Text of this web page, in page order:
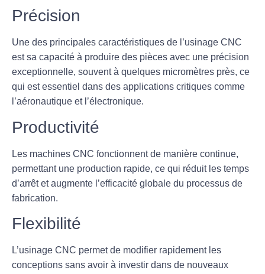
Précision
Une des principales caractéristiques de l’usinage CNC
est sa capacité à produire des pièces avec une précision
exceptionnelle, souvent à quelques micromètres près, ce
qui est essentiel dans des applications critiques comme
l’aéronautique et l’électronique.
Productivité
Les machines CNC fonctionnent de manière continue,
permettant une production rapide, ce qui réduit les temps
d’arrêt et augmente l’efficacité globale du processus de
fabrication.
Flexibilité
L’usinage CNC permet de modifier rapidement les
conceptions sans avoir à investir dans de nouveaux